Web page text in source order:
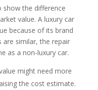
show the difference
value. A luxury car
because of its brand
are similar, the repair
as a non-luxury car.
might need more
the cost estimate.